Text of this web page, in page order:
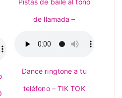
Pistas de baile al tono
de llamada –
Dance ringtone a tu
teléfono – TIK TOK